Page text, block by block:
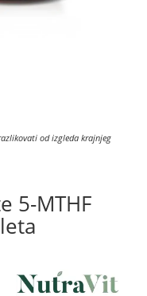
od izgleda krajnjeg
5-MTHF